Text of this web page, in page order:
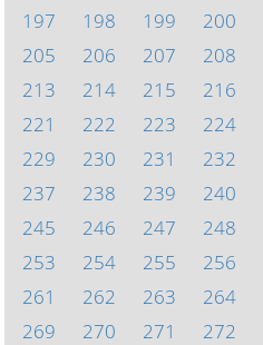
197
198 199 200
205
206 207 208
213
214 215 216
221
222 223 224
229
230 231 232
237
238 239 240
245
246 247 248
253
254 255 256
261
262 263 264
269
270 271 272